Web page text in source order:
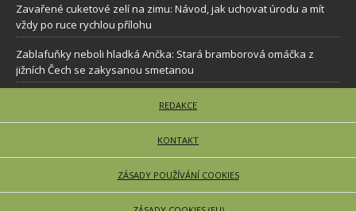
Zavařené cuketové zelí na zimu: Návod, jak uchovat úrodu a mít
vždy po ruce rychlou přílohu
Zablafuňky neboli hladká Ančka: Stará bramborová omáčka z
jižních Čech se zakysanou smetanou
REDAKCE
KONTAKT
ZÁSADY POUŽÍVÁNÍ COOKIES